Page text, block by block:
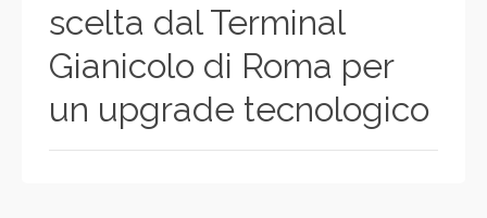
scelta dal Terminal
Gianicolo di Roma per
un upgrade tecnologico